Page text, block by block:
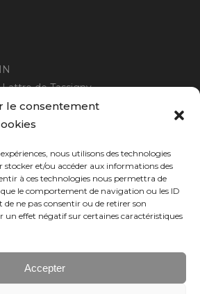
le consentement
nous utilisons des technologies
stocker et/ou accéder aux informations des
à ces technologies nous permettra de
le comportement de navigation ou les ID
de ne pas consentir ou de retirer son
effet négatif sur certaines caractéristiques
Accepter
de Tassigny
Chambertin
rendez-vous.